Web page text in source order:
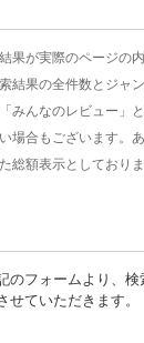
が実際のページの
果の全件数とジャ
んなのレビュー」
合もございます。
総額表示としており
フォームより、
ていただきます。